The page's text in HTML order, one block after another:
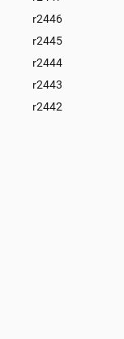
r2446
r2445
r2444
r2443
r2442